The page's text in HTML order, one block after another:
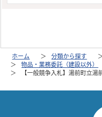
ホーム 分類から探す
物品・業務委託（建設以外）
【一般競争入札】湯前町立